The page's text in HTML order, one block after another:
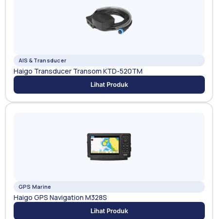
AIS & Transducer
Haigo Transducer Transom KTD-520TM
Lihat Produk
GPS Marine
Haigo GPS Navigation M328S
Lihat Produk